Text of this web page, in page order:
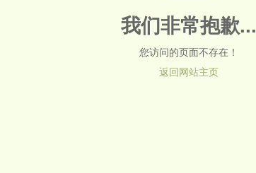
我们非常抱歉...
您访问的页面不存在！
返回网站主页